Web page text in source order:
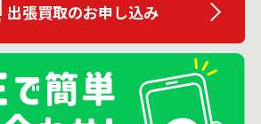
出張買取のお申し込み